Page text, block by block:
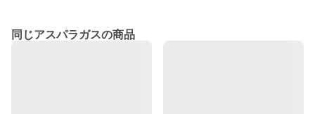
同じアスパラガスの商品